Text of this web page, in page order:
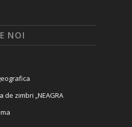
NOI
de zimbri „NEAGRA